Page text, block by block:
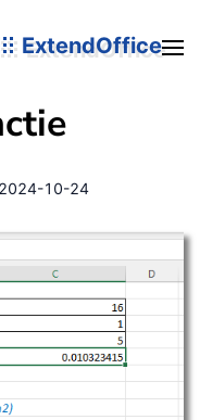
ExtendOffice
2024-10-24